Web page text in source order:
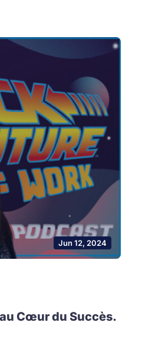
Jun 12, 2024
Cœur du Succès.